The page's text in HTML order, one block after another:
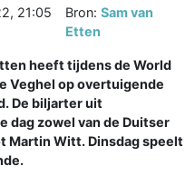
21:05
Bron:Sam van
Etten
heeft tijdens de World
Veghel op overtuigende
De biljarter uit
dag zowel van de Duitser
Martin Witt. Dinsdag speelt